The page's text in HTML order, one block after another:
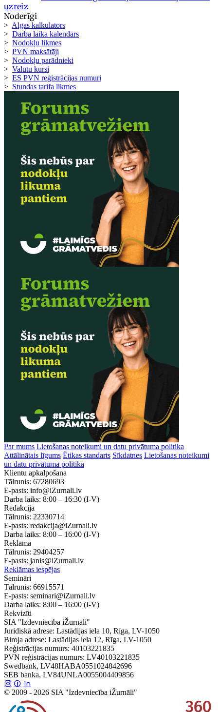
uzreiz
Noderīgi
> Algas kalkulators
> Darba laika kalendārs
> Nodokļu likmes
> PVN maksātāji
> Nodokļu parādnieki
> Valūtu kursi
> ES PVN reģistrācijas numuri
> Stundas tarifa likmes
Par mums Lietošanas noteikumi un datu privātuma politika
Attālinātais līgums Ētikas standarts Sīkdatnes Lietošanas noteikumi
un datu privātuma politika
Klientu apkalpošana
Tālrunis: 67280693
E-pasts: info@iZurnali.lv
Darba laiks: 8:00 – 16:30 (I-V)
Redakcija
Tālrunis: 22330714
E-pasts: redakcija@iZurnali.lv
Darba laiks: 8:00 – 16:00 (I-V)
Reklāma
Tālrunis: 29404257
E-pasts: janis@iZurnali.lv
Reklāmas iespējas
Semināri
Tālrunis: 66915571
E-pasts: seminari@iZurnali.lv
Darba laiks: 8:00 – 16:00 (I-V)
Rekvizīti
SIA "Izdevniecība iŽurnāli"
Juridiskā adrese: Lastādijas iela 10, Rīga, LV-1050
Biroja adrese: Lastādijas iela 12, Rīga, LV-1050
Reģistrācijas numurs: 40103221835
PVN reģistrācijas numurs: LV40103221835
Swedbank, LV48HABA0551024842696
SEB banka, LV84UNLA0055004409856
© 2009 - 2026 SIA "Izdevniecība iŽurnāli"